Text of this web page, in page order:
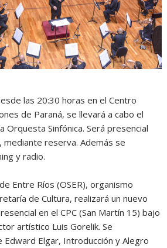
las 20:30 horas en el Centro
de Paraná, se llevará a cabo el
Orquesta Sinfónica. Será presencial
mediante reserva. Además se
y radio.
Entre Ríos (OSER), organismo
de Cultura, realizará un nuevo
en el CPC (San Martín 15) bajo
artístico Luis Gorelik. Se
Elgar, Introducción y Alegro